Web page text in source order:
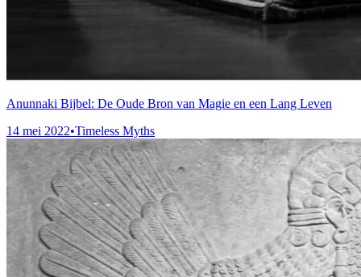
Anunnaki Bijbel: De Oude Bron van Magie en een Lang Leven
14 mei 2022•Timeless Myths